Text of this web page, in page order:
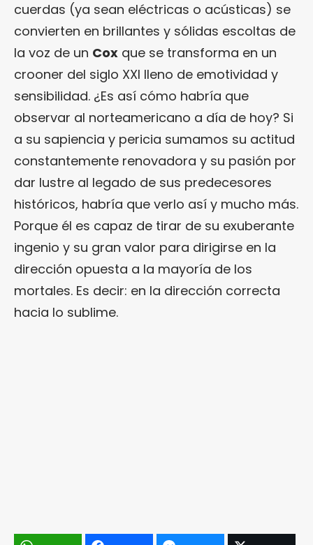
cuerdas (ya sean eléctricas o acústicas) se
convierten en brillantes y sólidas escoltas de
la voz de un Cox que se transforma en un
crooner del siglo XXI lleno de emotividad y
sensibilidad. ¿Es así cómo habría que
observar al norteamericano a día de hoy? Si
a su sapiencia y pericia sumamos su actitud
constantemente renovadora y su pasión por
dar lustre al legado de sus predecesores
históricos, habría que verlo así y mucho más.
Porque él es capaz de tirar de su exuberante
ingenio y su gran valor para dirigirse en la
dirección opuesta a la mayoría de los
mortales. Es decir: en la dirección correcta
hacia lo sublime.